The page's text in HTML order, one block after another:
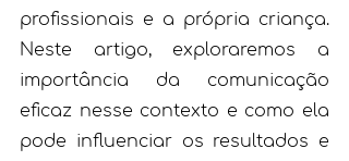
profissionais e a própria criança.
Neste artigo, exploraremos a
importância da comunicação
eficaz nesse contexto e como ela
pode influenciar os resultados e